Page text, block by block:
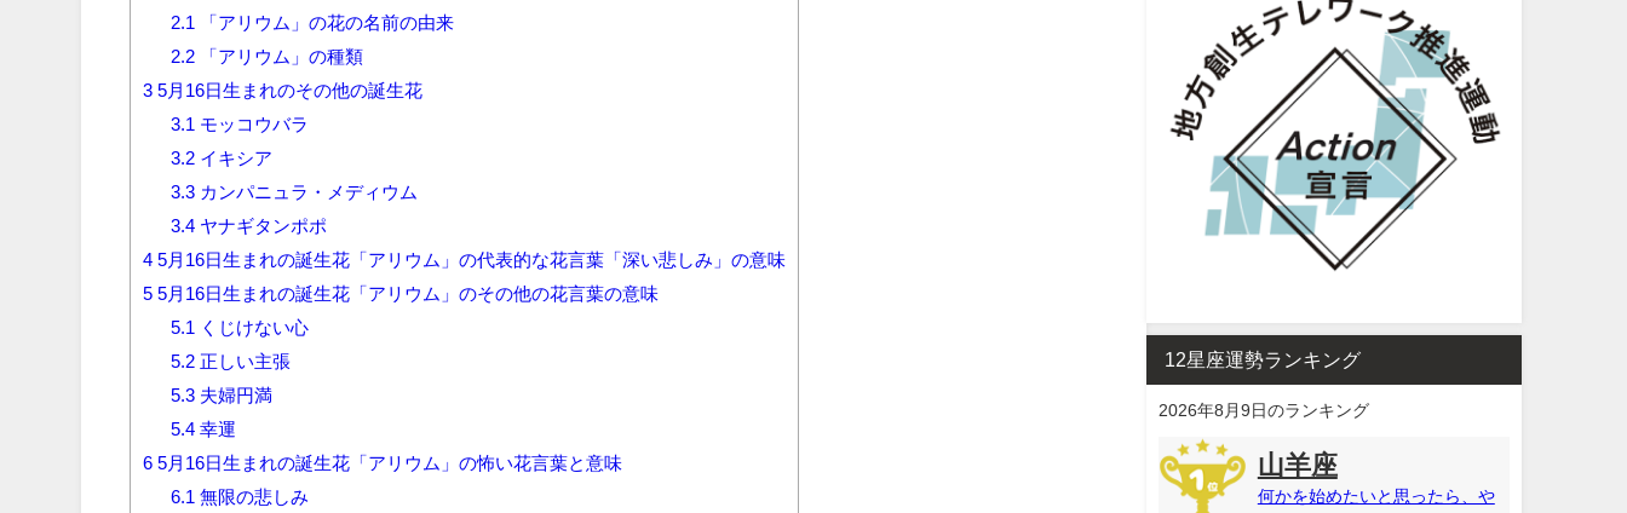
2.1 「アリウム」の花の名前の由来
2.2 「アリウム」の種類
3 5月16日生まれのその他の誕生花
3.1 モッコウバラ
3.2 イキシア
3.3 カンパニュラ・メディウム
3.4 ヤナギタンポポ
4 5月16日生まれの誕生花「アリウム」の代表的な花言葉「深い悲しみ」の意味
5 5月16日生まれの誕生花「アリウム」のその他の花言葉の意味
5.1 くじけない心
5.2 正しい主張
5.3 夫婦円満
5.4 幸運
6 5月16日生まれの誕生花「アリウム」の怖い花言葉と意味
6.1 無限の悲しみ
12星座運勢ランキング
2026年8月9日のランキング
山羊座
何かを始めたいと思ったら、や